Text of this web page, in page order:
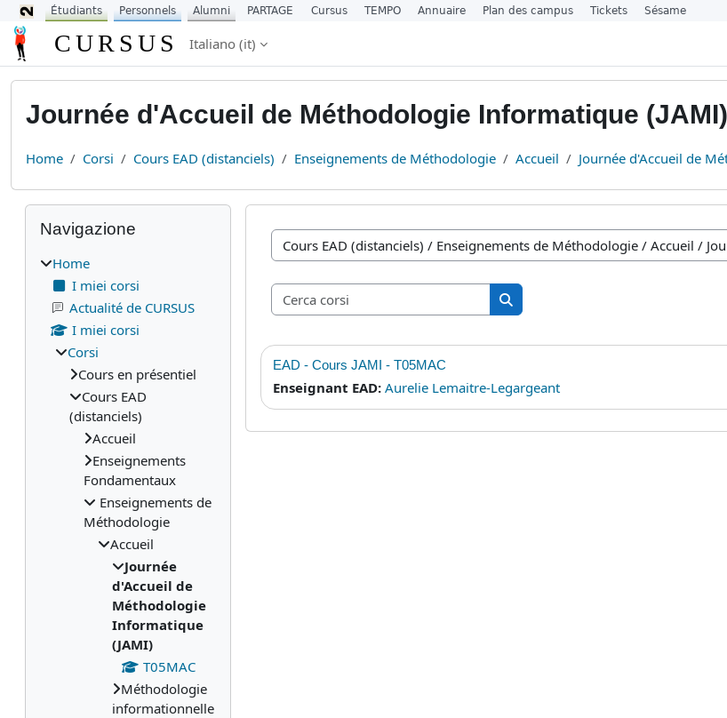
Vai al contenuto principale
CURSUS Italiano ‎(it)‎
Journée d'Accueil de Méthodologie Informatique (JAMI)
Home Corsi Cours EAD (distanciels) Enseignements de Méthodologie Accueil Journée d'Accueil de
Categorie di corso
Cerca corsi
Cerca corsi
EAD - Cours JAMI - T05MAC
Enseignant EAD: Aurelie Lemaitre-Legargeant
Blocchi
Salta Navigazione
Navigazione
Home
I miei corsi
Actualité de CURSUS
I miei corsi
Corsi
Cours en présentiel
Cours EAD
(distanciels)
Accueil
Enseignements
Fondamentaux
Enseignements de
Méthodologie
Accueil
Journée
d'Accueil de
Méthodologie
Informatique
(JAMI)
T05MAC
Méthodologie
informationnelle
Étudiants Personnels Alumni PARTAGE Cursus TEMPO Annuaire Plan des campus Tickets Sésame